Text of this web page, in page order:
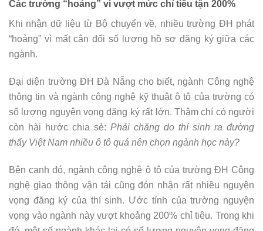
Các trường “hoảng” vì vượt mức chỉ tiêu tận 200%
Khi nhận dữ liệu từ Bộ chuyển về, nhiều trường ĐH phát
“hoảng” vì mất cân đối số lượng hồ sơ đăng ký giữa các
ngành.
Đại diện trường ĐH Đà Nẵng cho biết, ngành Công nghệ
thông tin và ngành công nghệ kỹ thuật ô tô của trường có
số lượng nguyện vọng đăng ký rất lớn. Thậm chí có người
còn hài hước chia sẻ: Phải chăng do thí sinh ra đường
thấy Việt Nam nhiều ô tô quá nên chọn ngành học này?
Bên cạnh đó, ngành công nghệ ô tô của trường ĐH Công
nghệ giao thông vận tải cũng đón nhận rất nhiều nguyện
vọng đăng ký của thí sinh. Ước tính của trường nguyện
vọng vào ngành này vượt khoảng 200% chỉ tiêu. Trong khi